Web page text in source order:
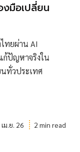
งมือเปลี่ยน
ทยผ่าน AI
ก้ปัญหาจริงใน
ทั่วประเทศ
ม.ย. 26 2 min read